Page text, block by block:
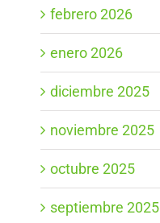
febrero 2026
enero 2026
diciembre 2025
noviembre 2025
octubre 2025
septiembre 2025